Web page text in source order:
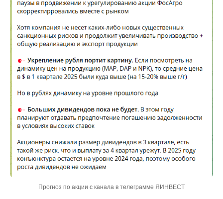
Прогноз по акции с канала в телеграмме ЯИНВЕСТ